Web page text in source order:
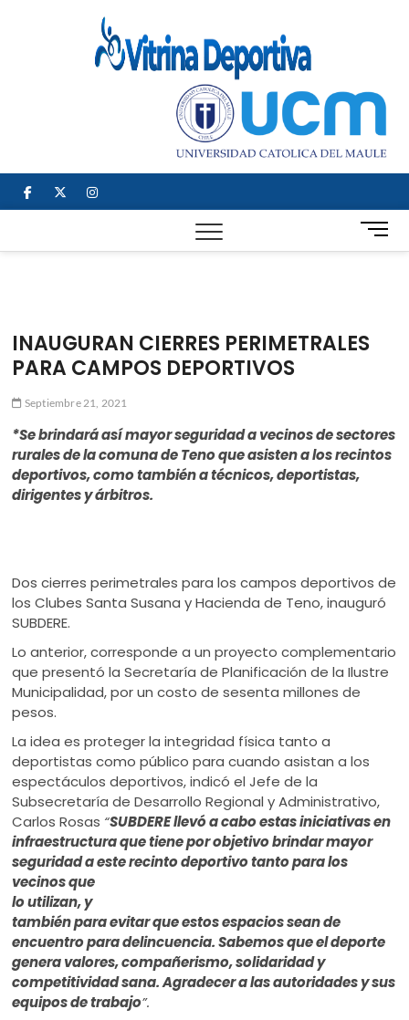
facebook
twitterinstagram
B
o
e
ú
INAUGURAN CIERRES PERIMETRALES
PARA CAMPOS DEPORTIVOS
Septiembre 21, 2021
*Se brindará así mayor seguridad a vecinos de sectores
rurales de la comuna de Teno que asisten a los recintos
deportivos, como también a técnicos, deportistas,
dirigentes y árbitros.
Dos cierres perimetrales para los campos deportivos de
los Clubes Santa Susana y Hacienda de Teno, inauguró
SUBDERE.
Lo anterior, corresponde a un proyecto complementario
que presentó la Secretaría de Planificación de la Ilustre
Municipalidad, por un costo de sesenta millones de
pesos.
La idea es proteger la integridad física tanto a
deportistas como público para cuando asistan a los
espectáculos deportivos, indicó el Jefe de la
Subsecretaría de Desarrollo Regional y Administrativo,
Carlos Rosas “SUBDERE llevó a cabo estas iniciativas en
infraestructura que tiene por objetivo brindar mayor
seguridad a este recinto deportivo tanto para los
vecinosque
lo utilizan, y
también para evitar que estos espacios sean de
encuentro para delincuencia. Sabemos que el deporte
genera valores, compañerismo, solidaridad y
competitividad sana. Agradecer a las autoridades y sus
equipos de trabajo”.